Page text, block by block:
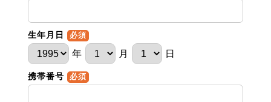
生年月日 必須
年 月 日
携帯番号 必須